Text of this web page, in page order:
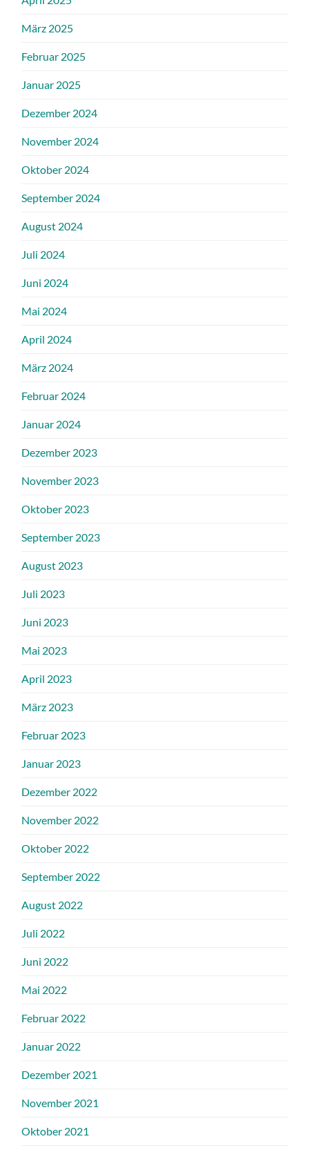
März 2025
Februar 2025
Januar 2025
Dezember 2024
November 2024
Oktober 2024
September 2024
August 2024
Juli 2024
Juni 2024
Mai 2024
April 2024
März 2024
Februar 2024
Januar 2024
Dezember 2023
November 2023
Oktober 2023
September 2023
August 2023
Juli 2023
Juni 2023
Mai 2023
April 2023
März 2023
Februar 2023
Januar 2023
Dezember 2022
November 2022
Oktober 2022
September 2022
August 2022
Juli 2022
Juni 2022
Mai 2022
Februar 2022
Januar 2022
Dezember 2021
November 2021
Oktober 2021